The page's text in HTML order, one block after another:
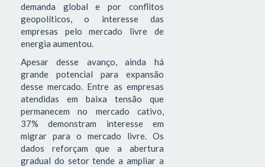
demanda global e por conflitos
geopolíticos, o interesse das
empresas pelo mercado livre de
energia aumentou.
Apesar desse avanço, ainda há
grande potencial para expansão
desse mercado. Entre as empresas
atendidas em baixa tensão que
permanecem no mercado cativo,
37% demonstram interesse em
migrar para o mercado livre. Os
dados reforçam que a abertura
gradual do setor tende a ampliar a